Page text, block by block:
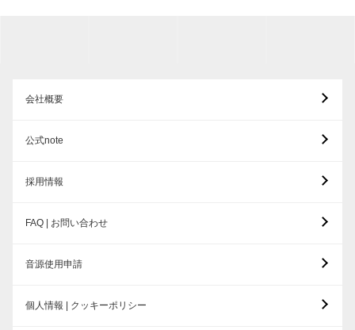
会社概要
公式note
採用情報
FAQ | お問い合わせ
音源使用申請
個人情報 | クッキーポリシー